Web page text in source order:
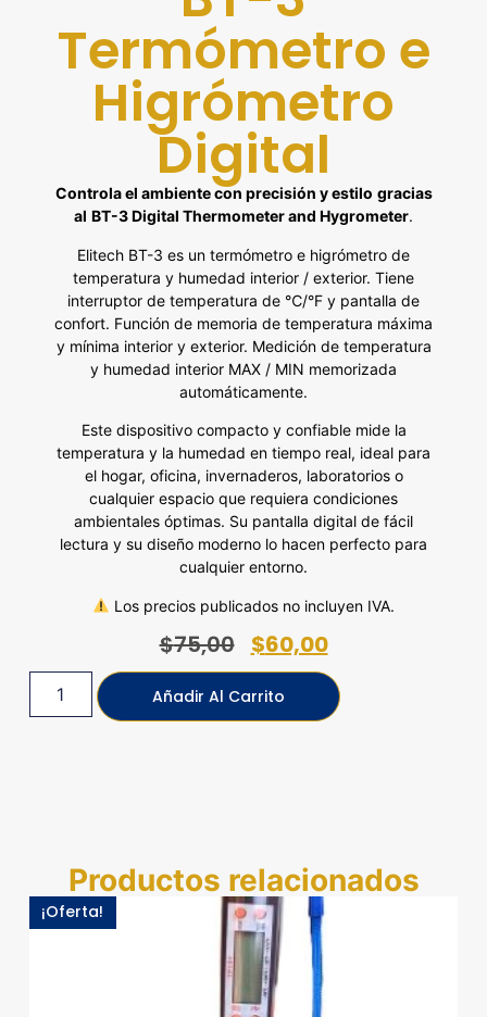
Termómetro e
Higrómetro
Digital
Controla el ambiente con precisión y estilo gracias
al BT-3 Digital Thermometer and Hygrometer.
Elitech BT-3 es un termómetro e higrómetro de
temperatura y humedad interior / exterior. Tiene
interruptor de temperatura de ℃/°F y pantalla de
confort. Función de memoria de temperatura máxima
y mínima interior y exterior. Medición de temperatura
y humedad interior MAX / MIN memorizada
automáticamente.
Este dispositivo compacto y confiable mide la
temperatura y la humedad en tiempo real, ideal para
el hogar, oficina, invernaderos, laboratorios o
cualquier espacio que requiera condiciones
ambientales óptimas. Su pantalla digital de fácil
lectura y su diseño moderno lo hacen perfecto para
cualquier entorno.
Los precios publicados no incluyen IVA.
$75,00 $60,00
Añadir Al Carrito
Productos relacionados
¡Oferta!